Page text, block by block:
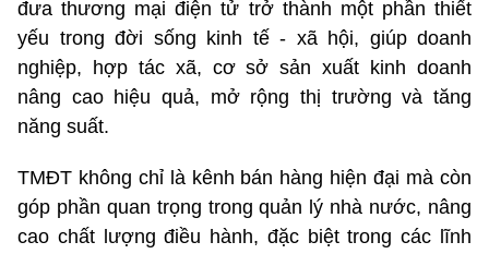
đưa thương mại điện tử trở thành một phần thiết
yếu trong đời sống kinh tế - xã hội, giúp doanh
nghiệp, hợp tác xã, cơ sở sản xuất kinh doanh
nâng cao hiệu quả, mở rộng thị trường và tăng
năng suất.
TMĐT không chỉ là kênh bán hàng hiện đại mà còn
góp phần quan trọng trong quản lý nhà nước, nâng
cao chất lượng điều hành, đặc biệt trong các lĩnh